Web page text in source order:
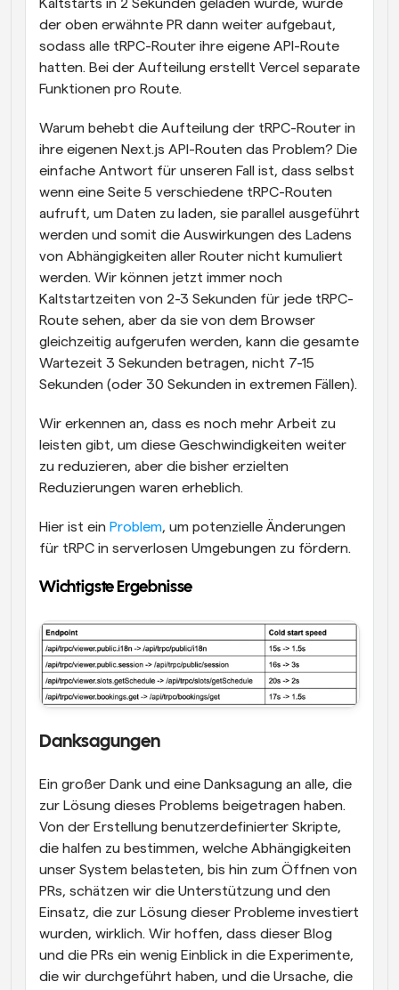
Kaltstarts in 2 Sekunden geladen wurde, wurde
der oben erwähnte PR dann weiter aufgebaut,
sodass alle tRPC-Router ihre eigene API-Route
hatten. Bei der Aufteilung erstellt Vercel separate
Funktionen pro Route.
Warum behebt die Aufteilung der tRPC-Router in
ihre eigenen Next.js API-Routen das Problem? Die
einfache Antwort für unseren Fall ist, dass selbst
wenn eine Seite 5 verschiedene tRPC-Routen
aufruft, um Daten zu laden, sie parallel ausgeführt
werden und somit die Auswirkungen des Ladens
von Abhängigkeiten aller Router nicht kumuliert
werden. Wir können jetzt immer noch
Kaltstartzeiten von 2-3 Sekunden für jede tRPC-
Route sehen, aber da sie von dem Browser
gleichzeitig aufgerufen werden, kann die gesamte
Wartezeit 3 Sekunden betragen, nicht 7-15
Sekunden (oder 30 Sekunden in extremen Fällen).
Wir erkennen an, dass es noch mehr Arbeit zu
leisten gibt, um diese Geschwindigkeiten weiter
zu reduzieren, aber die bisher erzielten
Reduzierungen waren erheblich.
Hier ist ein Problem, um potenzielle Änderungen
für tRPC in serverlosen Umgebungen zu fördern.
Wichtigste Ergebnisse
Danksagungen
Ein großer Dank und eine Danksagung an alle, die
zur Lösung dieses Problems beigetragen haben.
Von der Erstellung benutzerdefinierter Skripte,
die halfen zu bestimmen, welche Abhängigkeiten
unser System belasteten, bis hin zum Öffnen von
PRs, schätzen wir die Unterstützung und den
Einsatz, die zur Lösung dieser Probleme investiert
wurden, wirklich. Wir hoffen, dass dieser Blog
und die PRs ein wenig Einblick in die Experimente,
die wir durchgeführt haben, und die Ursache, die